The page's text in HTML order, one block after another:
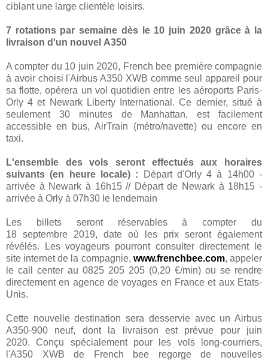
ciblant une large clientèle loisirs.
7 rotations par semaine dès le 10 juin 2020 grâce à la
livraison d'un nouvel A350
A compter du 10 juin 2020, French bee première compagnie
à avoir choisi l'Airbus A350 XWB comme seul appareil pour
sa flotte, opérera un vol quotidien entre les aéroports Paris-
Orly 4 et Newark Liberty International. Ce dernier, situé à
seulement 30 minutes de Manhattan, est facilement
accessible en bus, AirTrain (métro/navette) ou encore en
taxi.
L'ensemble des vols seront effectués aux horaires
suivants (en heure locale) : Départ d'Orly 4 à 14h00 -
arrivée à Newark à 16h15 // Départ de Newark à 18h15 -
arrivée à Orly à 07h30 le lendemain
Les billets seront réservables à compter du
18 septembre 2019, date où les prix seront également
révélés. Les voyageurs pourront consulter directement le
site internet de la compagnie, www.frenchbee.com, appeler
le call center au 0825 205 205 (0,20 €/min) ou se rendre
directement en agence de voyages en France et aux Etats-
Unis.
Cette nouvelle destination sera desservie avec un Airbus
A350-900 neuf, dont la livraison est prévue pour juin
2020. Conçu spécialement pour les vols long-courriers,
l'A350 XWB de French bee regorge de nouvelles